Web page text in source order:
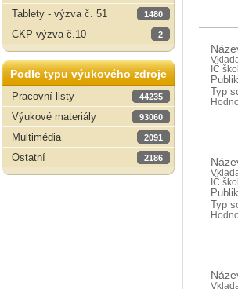
Tablety - výzva č. 51 1480
CKP výzva č.10 2
Podle typu výukového zdroje
Pracovní listy
44235
Výukové materiály 93060
Multimédia 2091
Ostatní 2186
IČ
Typ
IČ
Typ